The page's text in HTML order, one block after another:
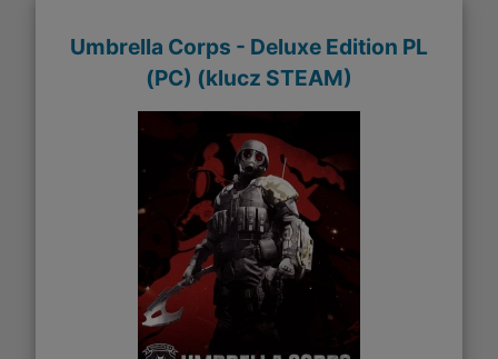
Umbrella Corps - Deluxe Edition PL
(PC) (klucz STEAM)